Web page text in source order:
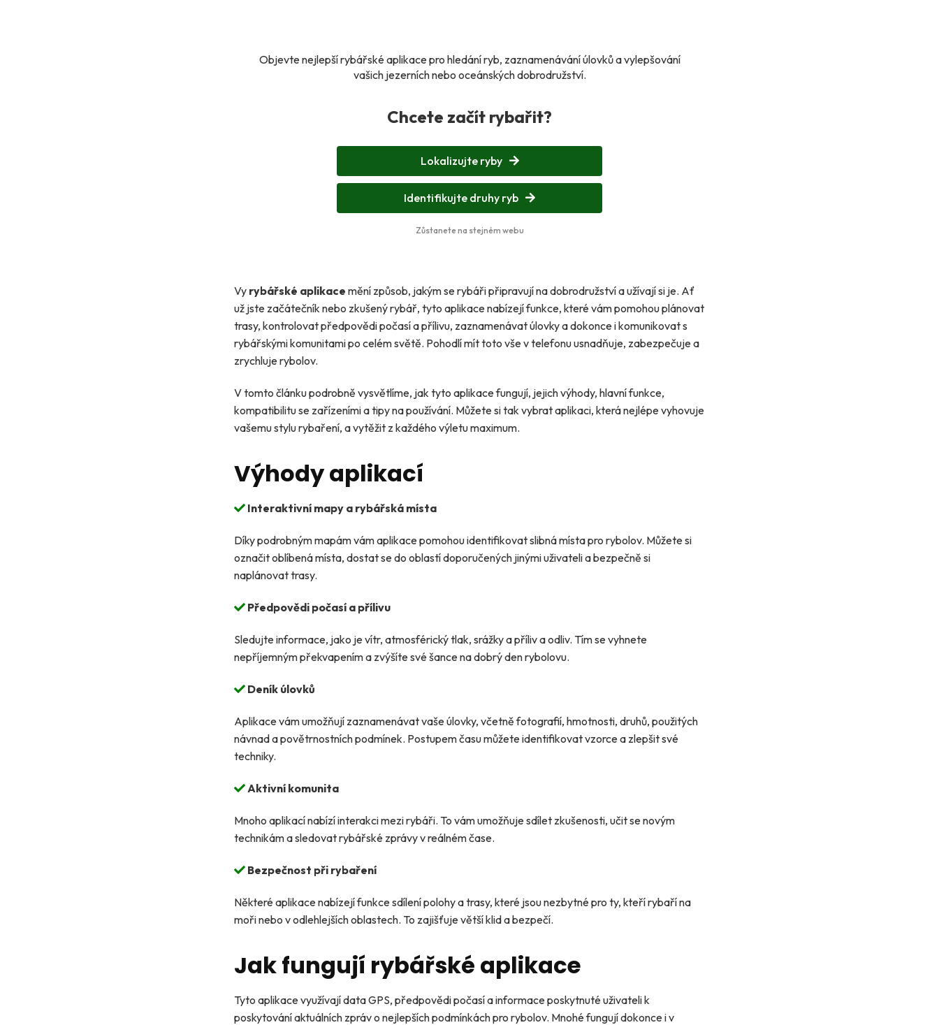
Objevte nejlepší rybářské aplikace pro hledání ryb, zaznamenávání úlovků a vylepšování
vašich jezerních nebo oceánských dobrodružství.
Chcete začít rybařit?
Lokalizujte ryby
Identifikujte druhy ryb
Zůstanete na stejném webu
Vy rybářské aplikace mění způsob, jakým se rybáři připravují na dobrodružství a užívají si je. Ať
už jste začátečník nebo zkušený rybář, tyto aplikace nabízejí funkce, které vám pomohou plánovat
trasy, kontrolovat předpovědi počasí a přílivu, zaznamenávat úlovky a dokonce i komunikovat s
rybářskými komunitami po celém světě. Pohodlí mít toto vše v telefonu usnadňuje, zabezpečuje a
zrychluje rybolov.
V tomto článku podrobně vysvětlíme, jak tyto aplikace fungují, jejich výhody, hlavní funkce,
kompatibilitu se zařízeními a tipy na používání. Můžete si tak vybrat aplikaci, která nejlépe vyhovuje
vašemu stylu rybaření, a vytěžit z každého výletu maximum.
Výhody aplikací
Interaktivní mapy a rybářská místa
Díky podrobným mapám vám aplikace pomohou identifikovat slibná místa pro rybolov. Můžete si
označit oblíbená místa, dostat se do oblastí doporučených jinými uživateli a bezpečně si
naplánovat trasy.
Předpovědi počasí a přílivu
Sledujte informace, jako je vítr, atmosférický tlak, srážky a příliv a odliv. Tím se vyhnete
nepříjemným překvapením a zvýšíte své šance na dobrý den rybolovu.
Deník úlovků
Aplikace vám umožňují zaznamenávat vaše úlovky, včetně fotografií, hmotnosti, druhů, použitých
návnad a povětrnostních podmínek. Postupem času můžete identifikovat vzorce a zlepšit své
techniky.
Aktivní komunita
Mnoho aplikací nabízí interakci mezi rybáři. To vám umožňuje sdílet zkušenosti, učit se novým
technikám a sledovat rybářské zprávy v reálném čase.
Bezpečnost při rybaření
Některé aplikace nabízejí funkce sdílení polohy a trasy, které jsou nezbytné pro ty, kteří rybaří na
moři nebo v odlehlejších oblastech. To zajišťuje větší klid a bezpečí.
Jak fungují rybářské aplikace
Tyto aplikace využívají data GPS, předpovědi počasí a informace poskytnuté uživateli k
poskytování aktuálních zpráv o nejlepších podmínkách pro rybolov. Mnohé fungují dokonce i v